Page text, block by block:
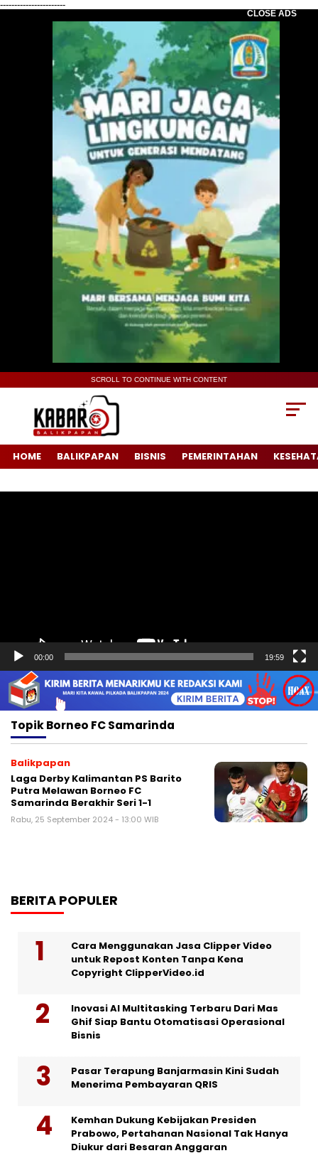
-----------------------
CLOSE ADS
SCROLL TO CONTINUE WITH CONTENT
HOME BALIKPAPAN BISNIS PEMERINTAHAN
00:00 19:59
TopikBorneo FC Samarinda
Balikpapan
Laga Derby Kalimantan PS Barito
Putra Melawan Borneo FC
Samarinda Berakhir Seri 1-1
Rabu, 25 September 2024 - 13:00 WIB
BERITA POPULER
Cara Menggunakan Jasa Clipper Video
untuk Repost Konten Tanpa Kena
Copyright ClipperVideo.id
Inovasi AI Multitasking Terbaru Dari Mas
Ghif Siap Bantu Otomatisasi Operasional
Bisnis
Pasar Terapung Banjarmasin Kini Sudah
Menerima Pembayaran QRIS
Kemhan Dukung Kebijakan Presiden
Prabowo, Pertahanan Nasional Tak Hanya
Diukur dari Besaran Anggaran